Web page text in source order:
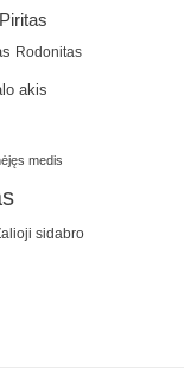
Piritas
Rodonitas
akis
medis
sidabro